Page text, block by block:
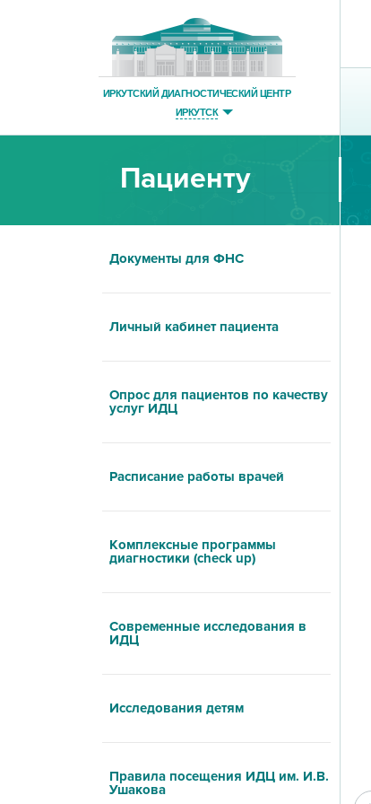
ИРКУТСКИЙ ДИАГНОСТИЧЕСКИЙ ЦЕНТР
ИРКУТСК
Пациенту
Документы для ФНС
Личный кабинет пациента
Опрос для пациентов по качеству
услуг ИДЦ
Расписание работы врачей
Комплексные программы
диагностики (check up)
Современные исследования в
ИДЦ
Исследования детям
Правила посещения ИДЦ им. И.В.
Ушакова